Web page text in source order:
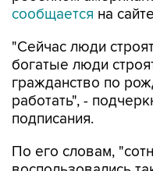
сообщается на
"Сейчас люди
богатые люди
гражданство по
работать", -
подписания.
По его словам,